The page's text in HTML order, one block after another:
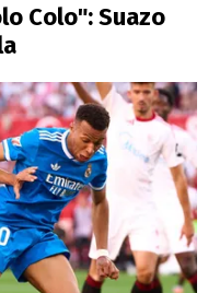
Colo": Suazo